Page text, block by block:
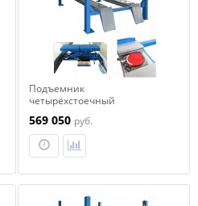
Подъемник
четырёхстоечный
комплектом для "развал-
схождения" (5.5 т)
569 050 руб.